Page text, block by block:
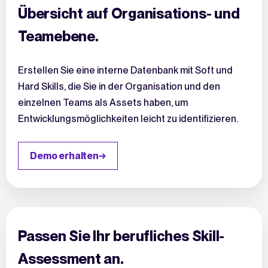
Übersicht auf Organisations- und
Teamebene.
Erstellen Sie eine interne Datenbank mit Soft und
Hard Skills, die Sie in der Organisation und den
einzelnen Teams als Assets haben, um
Entwicklungsmöglichkeiten leicht zu identifizieren.
Demo erhalten
Passen Sie Ihr berufliches Skill-
Assessment an.